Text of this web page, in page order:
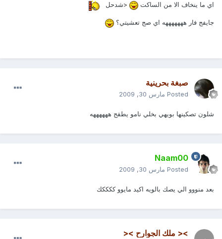
اي ما ينخاف الا من الساكت <شدحل
جايفج فار هههههههه اي صج تعشيتي؟
صبغة بحرينية
Posted مارس 30, 2009
شلون تصكينها بويهي بخلي نامو يطقج ههههههه
Naam00
Posted مارس 30, 2009
بعد منووو الي يصك بالويه اكيد مايوو ككككك
>< ملك الجوارح ><